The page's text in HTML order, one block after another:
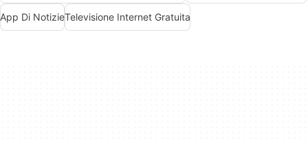
App Di NotizieTelevisione Internet Gratuita